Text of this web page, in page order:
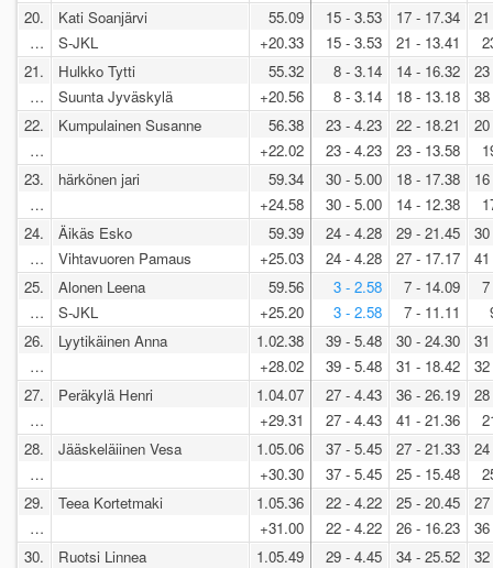
20.
…
Kati Soanjärvi
S-JKL
55.09
+20.33
15 - 3.53
15 - 3.53
17 - 17.34
21 - 13.41
21.
…
Hulkko Tytti
Suunta Jyväskylä
55.32
+20.56
8 - 3.14
8 - 3.14
14 - 16.32
18 - 13.18
22.
…
Kumpulainen Susanne
56.38
+22.02
23 - 4.23
23 - 4.23
22 - 18.21
23 - 13.58
23.
…
härkönen jari
59.34
+24.58
30 - 5.00
30 - 5.00
18 - 17.38
14 - 12.38
24.
…
Äikäs Esko
Vihtavuoren Pamaus
59.39
+25.03
24 - 4.28
24 - 4.28
29 - 21.45
27 - 17.17
25.
…
Alonen Leena
S-JKL
59.56
+25.20
3 - 2.58
3 - 2.58
7 - 14.09
7 - 11.11
26.
…
Lyytikäinen Anna
1.02.38
+28.02
39 - 5.48
39 - 5.48
30 - 24.30
31 - 18.42
27.
…
Peräkylä Henri
1.04.07
+29.31
27 - 4.43
27 - 4.43
36 - 26.19
41 - 21.36
28.
…
Jääskeläiinen Vesa
1.05.06
+30.30
37 - 5.45
37 - 5.45
27 - 21.33
25 - 15.48
29.
…
Teea Kortetmaki
1.05.36
+31.00
22 - 4.22
22 - 4.22
25 - 20.45
26 - 16.23
30.
Ruotsi Linnea
1.05.49
29 - 4.45
34 - 25.52